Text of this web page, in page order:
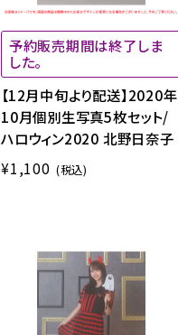
予約販売期間は終了しま
した。
【12月中旬より配送】2020年
10月個別生写真5枚セット/
ハロウィン2020 北野日奈子
¥1,100 (税込)